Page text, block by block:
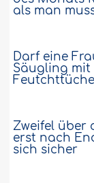
als man
Darf eine
Säugling
Zweifel über
erst nach
sich sicher